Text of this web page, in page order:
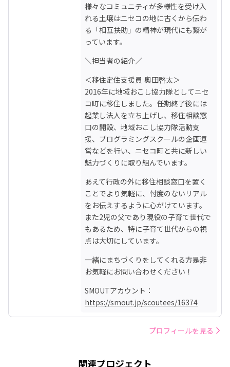
様々なコミュニティが多様性を受け入
れる土壌はニセコの地に古くから伝わ
る「相互扶助」の精神が現代にも繋が
っています。
＼担当者の紹介／
＜移住定住支援員 奥田啓太＞
2016年に地域おこし協力隊としてニセ
コ町に移住しました。任期終了後には
起業し法人を立ち上げし、移住相談窓
口の開設、地域おこし協力隊活動支
援、プログラミングスクールの企画運
営などを行い、ニセコ町と共に新しい
魅力づくりに取り組んでいます。
あえて行政の外に移住相談窓口を置く
ことでより気軽に、忖度のないリアル
をお伝えするように心がけています。
また2児の父であり現役の子育て世代で
もあるため、特に子育て世代からの視
点は大切にしています。
一緒にまちづくりをしてくれる方是非
お気軽にお問い合わせください！
SMOUTアカウント：
https://smout.jp/scoutees/16374
プロフィールを見る
関連プロジェクト